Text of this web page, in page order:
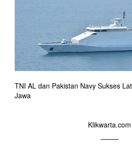
TNI AL dan Pakistan Navy Sukses
Jawa
Klikwarta.com